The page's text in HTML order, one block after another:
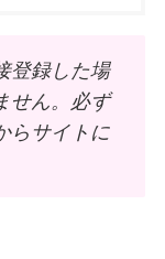
登録した場
せん。必ず
らサイトに